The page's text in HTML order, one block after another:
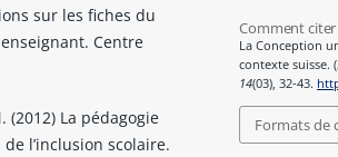
sur les fiches du
enseignant. Centre
(2012) La pédagogie
l’inclusion scolaire.
Comment citer
La Conception
contexte suisse.
14(03), 32-43.
Formats de